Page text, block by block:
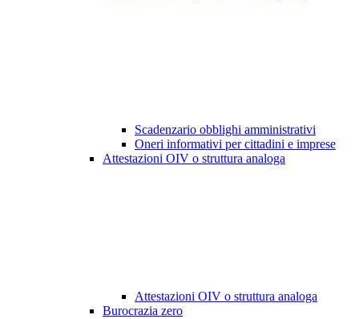
Scadenzario obblighi amministrativi
Oneri informativi per cittadini e imprese
Attestazioni OIV o struttura analoga
Attestazioni OIV o struttura analoga
Burocrazia zero